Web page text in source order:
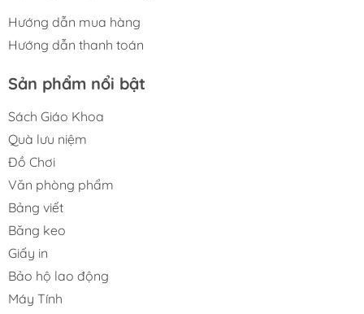
Hướng dẫn mua hàng
Hướng dẫn thanh toán
Sản phẩm nổi bật
Sách Giáo Khoa
Quà lưu niệm
Đồ Chơi
Văn phòng phẩm
Bảng viết
Băng keo
Giấy in
Bảo hộ lao động
Máy Tính